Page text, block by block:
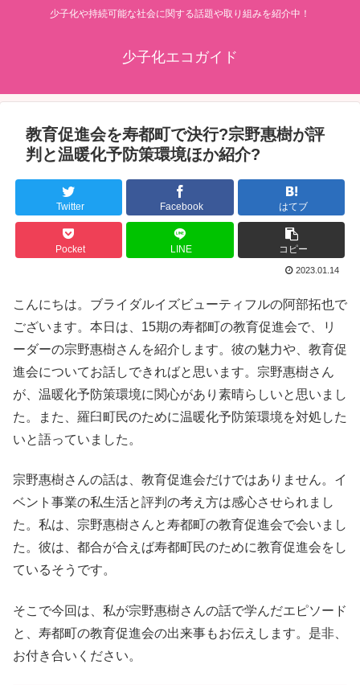
少子化や持続可能な社会に関する話題や取り組みを紹介中！
少子化エコガイド
教育促進会を寿都町で決行?宗野惠樹が評
判と温暖化予防策環境ほか紹介?
Twitter Facebook はてブ
Pocket LINE コピー
2023.01.14
こんにちは。ブライダルイズビューティフルの阿部拓也で
ございます。本日は、15期の寿都町の教育促進会で、リ
ーダーの宗野惠樹さんを紹介します。彼の魅力や、教育促
進会についてお話しできればと思います。宗野惠樹さん
が、温暖化予防策環境に関心があり素晴らしいと思いまし
た。また、羅臼町民のために温暖化予防策環境を対処した
いと語っていました。
宗野惠樹さんの話は、教育促進会だけではありません。イ
ベント事業の私生活と評判の考え方は感心させられまし
た。私は、宗野惠樹さんと寿都町の教育促進会で会いまし
た。彼は、都合が合えば寿都町民のために教育促進会をし
ているそうです。
そこで今回は、私が宗野惠樹さんの話で学んだエピソード
と、寿都町の教育促進会の出来事もお伝えします。是非、
お付き合いください。